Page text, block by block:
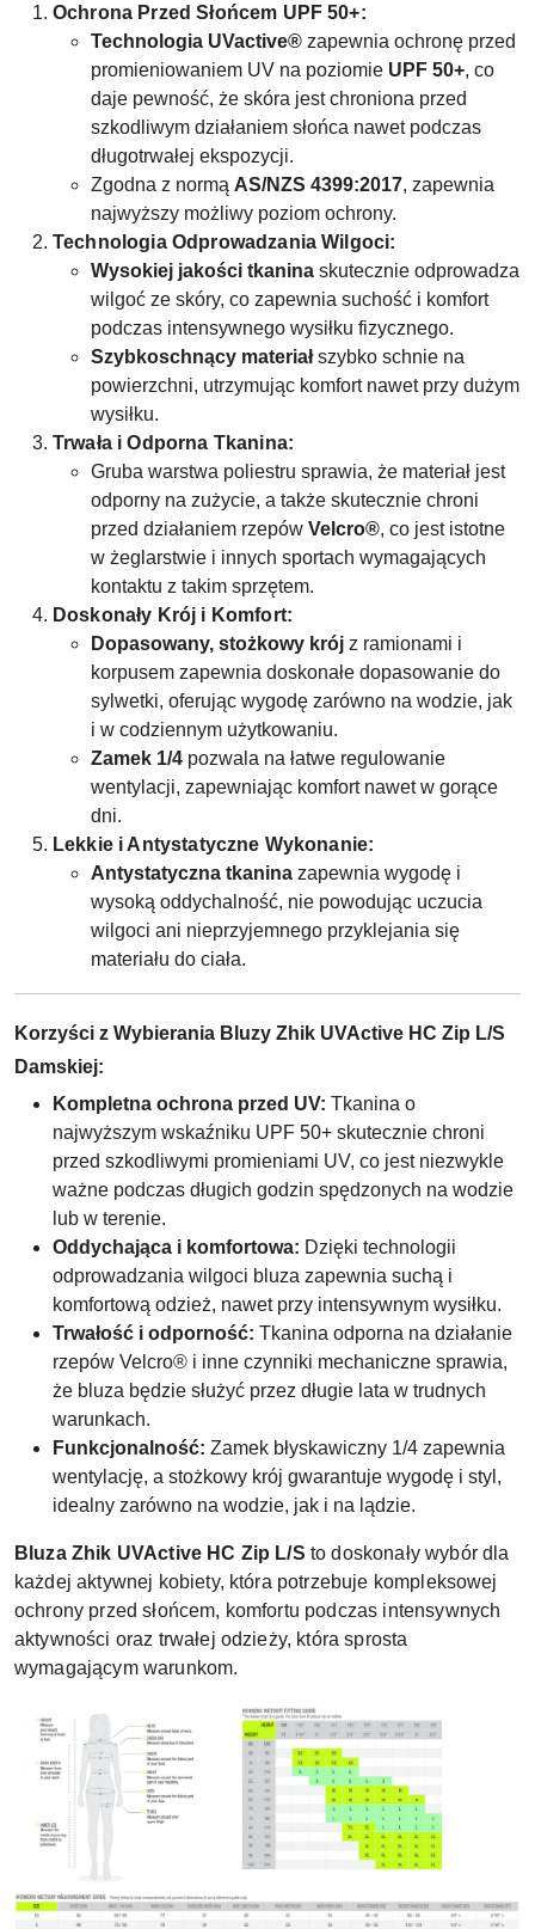
Ochrona Przed Słońcem UPF 50+:
Technologia UVactive® zapewnia ochronę przed
promieniowaniem UV na poziomie UPF 50+, co
daje pewność, że skóra jest chroniona przed
szkodliwym działaniem słońca nawet podczas
długotrwałej ekspozycji.
Zgodna z normą AS/NZS 4399:2017, zapewnia
najwyższy możliwy poziom ochrony.
Technologia Odprowadzania Wilgoci:
Wysokiej jakości tkanina skutecznie odprowadza
wilgoć ze skóry, co zapewnia suchość i komfort
podczas intensywnego wysiłku fizycznego.
Szybkoschnący materiałszybko schnie na
powierzchni, utrzymując komfort nawet przy dużym
wysiłku.
Trwała i Odporna Tkanina:
Gruba warstwa poliestru sprawia, że materiał jest
odporny na zużycie, a także skutecznie chroni
przed działaniem rzepów Velcro®, co jest istotne
w żeglarstwie i innych sportach wymagających
kontaktu z takim sprzętem.
Doskonały Krój i Komfort:
Dopasowany, stożkowy krój z ramionami i
korpusem zapewnia doskonałe dopasowanie do
sylwetki, oferując wygodę zarówno na wodzie, jak
i w codziennym użytkowaniu.
Zamek 1/4 pozwala na łatwe regulowanie
wentylacji, zapewniając komfort nawet w gorące
dni.
Lekkie i Antystatyczne Wykonanie:
Antystatyczna tkanina zapewnia wygodę i
wysoką oddychalność, nie powodując uczucia
wilgoci ani nieprzyjemnego przyklejania się
materiału do ciała.
Korzyści z Wybierania Bluzy Zhik UVActive HC Zip L/S
Damskiej:
Kompletna ochrona przed UV: Tkanina o
najwyższym wskaźniku UPF 50+ skutecznie chroni
przed szkodliwymi promieniami UV, co jest niezwykle
ważne podczas długich godzin spędzonych na wodzie
lub w terenie.
Oddychająca i komfortowa: Dzięki technologii
odprowadzania wilgoci bluza zapewnia suchą i
komfortową odzież, nawet przy intensywnym wysiłku.
Trwałość i odporność: Tkanina odporna na działanie
rzepów Velcro® i inne czynniki mechaniczne sprawia,
że bluza będzie służyć przez długie lata w trudnych
warunkach.
Funkcjonalność: Zamek błyskawiczny 1/4 zapewnia
wentylację, a stożkowy krój gwarantuje wygodę i styl,
idealny zarówno na wodzie, jak i na lądzie.
Bluza Zhik UVActive HC Zip L/S to doskonały wybór dla
każdej aktywnej kobiety, która potrzebuje kompleksowej
ochrony przed słońcem, komfortu podczas intensywnych
aktywności oraz trwałej odzieży, która sprosta
wymagającym warunkom.